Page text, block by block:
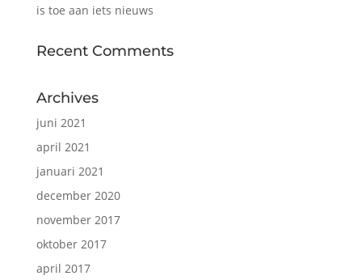
is toe aan iets nieuws
Recent Comments
Archives
juni 2021
april 2021
januari 2021
december 2020
november 2017
oktober 2017
april 2017